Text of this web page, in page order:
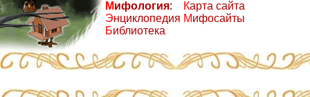
Мифология:
Энциклопедия
Библиотека
Карта сайта
Мифосайты